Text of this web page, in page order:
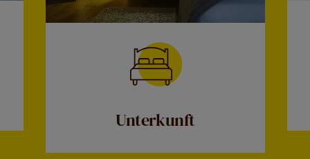
Unterkunft